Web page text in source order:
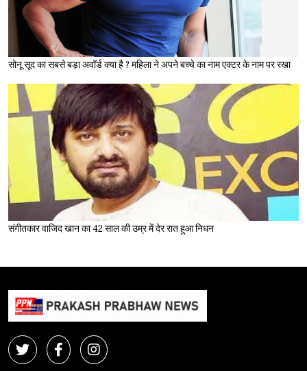
सोनू सूद का सबसे बड़ा अवॉर्ड क्या है ? महिला ने अपने बच्चे का नाम एक्टर के नाम पर रखा
संगीतकार वाजिद खान का 42 साल की उम्र में देर रात हुआ निधन